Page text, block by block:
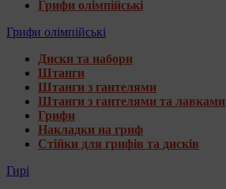
Грифи олімпійські
Грифи олімпійські
Диски та набори
Штанги
Штанги з гантелями
Штанги з гантелями та лавками
Грифи
Накладки на гриф
Стійки для грифів та дисків
Гирі